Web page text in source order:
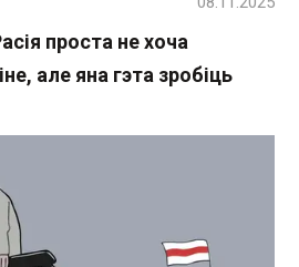
проста не хоча
але яна гэта зробіць